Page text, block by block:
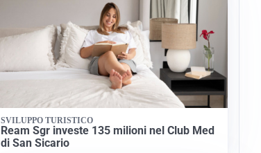
SVILUPPO TURISTICO
Ream Sgr investe 135 milioni nel Club Med
di San Sicario